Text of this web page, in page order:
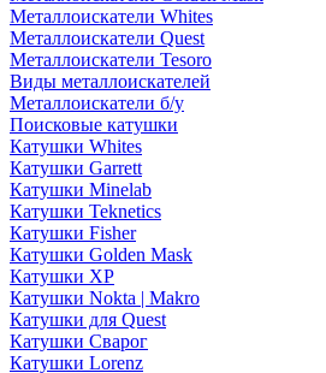
Металлоискатели Whites
Металлоискатели Quest
Металлоискатели Tesoro
Виды металлоискателей
Металлоискатели б/у
Поисковые катушки
Катушки Whites
Катушки Garrett
Катушки Minelab
Катушки Teknetics
Катушки Fisher
Катушки Golden Mask
Катушки XP
Катушки Nokta | Makro
Катушки для Quest
Катушки Сварог
Катушки Lorenz